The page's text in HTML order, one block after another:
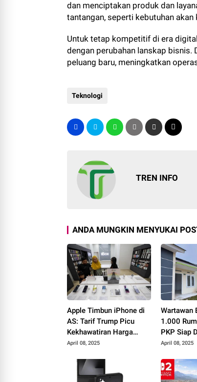
dan menciptakan produk dan
tantangan, seperti kebutuhan
Untuk tetap kompetitif di era
dengan perubahan lanskap
peluang baru, meningkatkan
Teknologi
TREN INFO
ANDA MUNGKIN MENYUKAI
Apple Timbun iPhone di
AS: Tarif Trump Picu
Kekhawatiran Harga
Naik?
April 08, 2025
Wartawan
1.000
PKP Siap
Syaratnya!
April 08, 2025